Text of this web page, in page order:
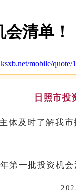
清单！
mobile/quote/
日照市投
体及时了解我
第一批投资机